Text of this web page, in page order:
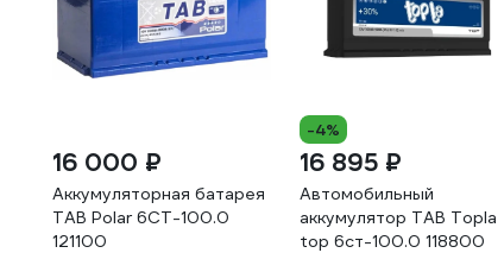
16 000 ₽
Аккумуляторная батарея
TAB Polar 6СТ-100.0
121100
-4%
16 895 ₽
Автомобильный
аккумулятор TAB Topla
top 6ст-100.0 118800